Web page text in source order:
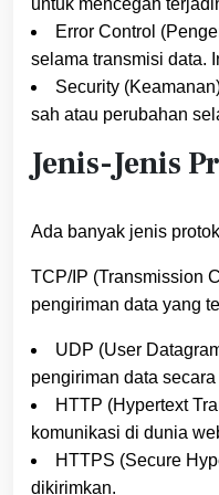
Error Control
selama transmisi data.
Security
sah atau perubahan
Jenis-Jenis
Ada banyak jenis
TCP/IP (Transmission
pengiriman data yang
UDP (User
pengiriman data
HTTP (Hypertext
komunikasi di dunia
HTTPS (Secure
dikirimkan.